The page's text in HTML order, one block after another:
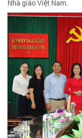
Nhà giáo Việt Nam.